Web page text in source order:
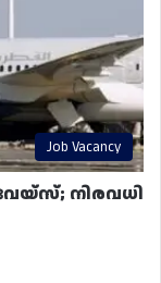
Job Vacancy
നിരവധി